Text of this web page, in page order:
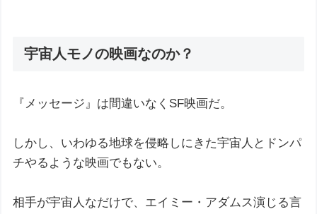
宇宙人モノの映画なのか？
『メッセージ』は間違いなくSF映画だ。
しかし、いわゆる地球を侵略しにきた宇宙人とドンパ
チやるような映画でもない。
相手が宇宙人なだけで、エイミー・アダムス演じる言